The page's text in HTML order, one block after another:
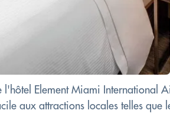
l'hôtel Element Miami
aux attractions locales telles